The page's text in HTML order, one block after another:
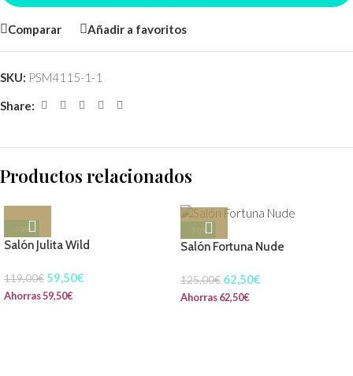
Comparar Añadir a favoritos
SKU: PSM4115-1-1
Share:
Productos relacionados
-50%
Salón Julita Wild
119,00€ 59,50€
Ahorras59,50€
-50%
Salón Fortuna Nude
125,00€ 62,50€
Ahorras62,50€